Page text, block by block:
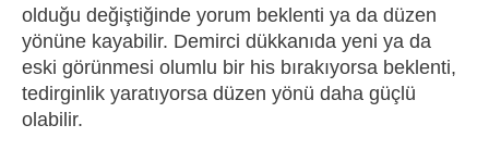
olduğu değiştiğinde yorum beklenti ya da düzen
yönüne kayabilir. Demirci dükkanıda yeni ya da
eski görünmesi olumlu bir his bırakıyorsa beklenti,
tedirginlik yaratıyorsa düzen yönü daha güçlü
olabilir.